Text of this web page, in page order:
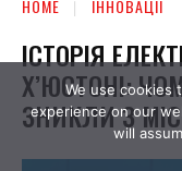
We use cookies
experience on our
will